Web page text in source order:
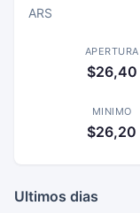
ARS
APERTURA
$26,40
MINIMO
$26,20
Ultimos dias